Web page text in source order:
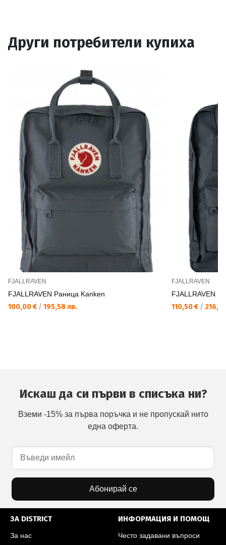
Други потребители купиха
FJALLRAVEN
FJALLRAVEN Раница Kanken
100,00 € / 195,58 лв.
FJALLRAVEN
FJALLRAVEN
110,50 € /
Искаш да си първи в списъка ни?
Вземи -15% за първа поръчка и не пропускай нито
една оферта.
Абонирай се
ЗА DISTRICT
За нас
ИНФОРМАЦИЯ И ПОМОЩ
Често задавани въпроси